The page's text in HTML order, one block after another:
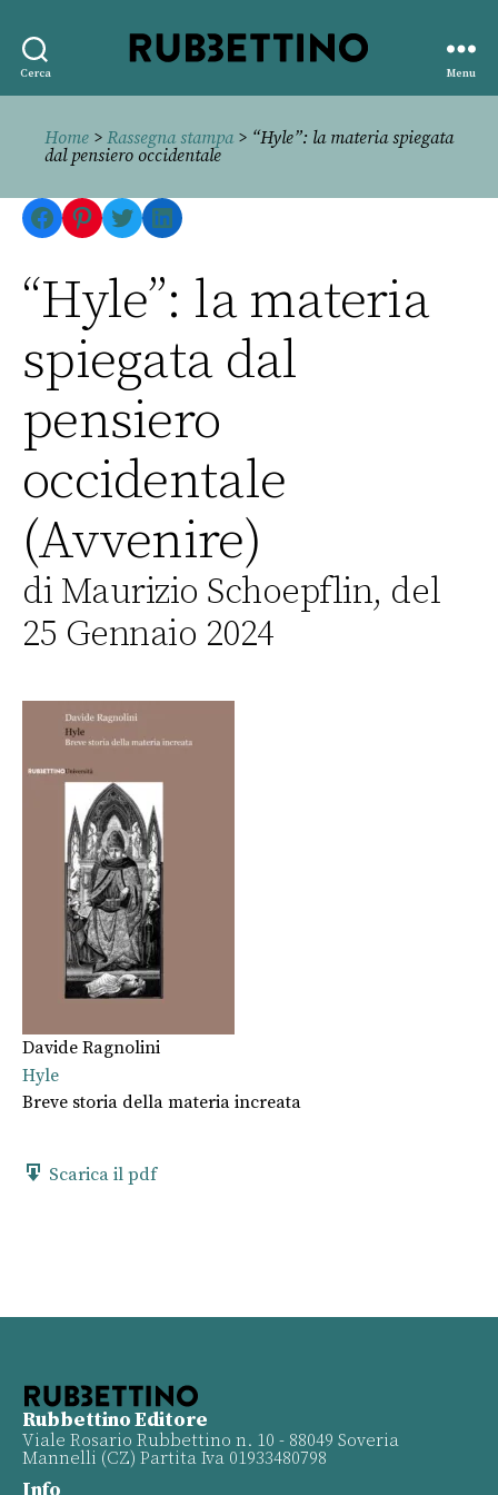
Cerca
editore
Menu
Home > Rassegna stampa> “Hyle”: la materia spiegata
dal pensiero occidentale
Facebook
Pinterest
TwitterLinkedIn
“Hyle”: la materia
spiegata dal
pensiero
occidentale
(Avvenire)
di Maurizio Schoepflin, del
25 Gennaio 2024
Davide Ragnolini
Hyle
Breve storia della materia increata
Scarica il pdf
Rubbettino Editore
Viale Rosario Rubbettino n. 10 - 88049 Soveria
Mannelli (CZ) Partita Iva 01933480798